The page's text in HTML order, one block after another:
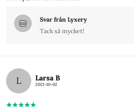
Svar från Lyxery
Tack så mycket!
L Larsa B
2021-10-02